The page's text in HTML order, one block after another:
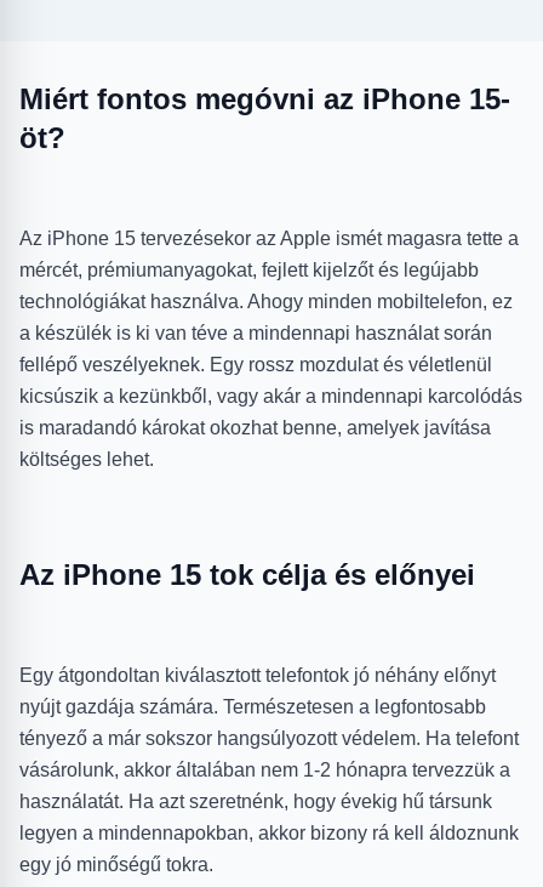
Miért fontos megóvni az iPhone 15-
öt?
Az iPhone 15 tervezésekor az Apple ismét magasra tette a
mércét, prémiumanyagokat, fejlett kijelzőt és legújabb
technológiákat használva. Ahogy minden mobiltelefon, ez
a készülék is ki van téve a mindennapi használat során
fellépő veszélyeknek. Egy rossz mozdulat és véletlenül
kicsúszik a kezünkből, vagy akár a mindennapi karcolódás
is maradandó károkat okozhat benne, amelyek javítása
költséges lehet.
Az iPhone 15 tok célja és előnyei
Egy átgondoltan kiválasztott telefontok jó néhány előnyt
nyújt gazdája számára. Természetesen a legfontosabb
tényező a már sokszor hangsúlyozott védelem. Ha telefont
vásárolunk, akkor általában nem 1-2 hónapra tervezzük a
használatát. Ha azt szeretnénk, hogy évekig hű társunk
legyen a mindennapokban, akkor bizony rá kell áldoznunk
egy jó minőségű tokra.